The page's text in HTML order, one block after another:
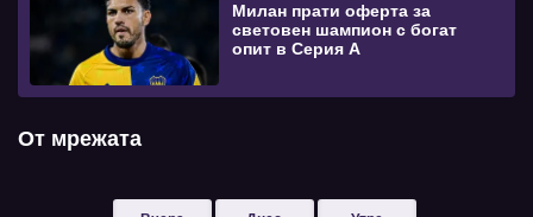
Милан прати оферта за
световен шампион с богат
опит в Серия А
От мрежата